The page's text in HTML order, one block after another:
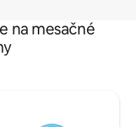
na mesačné